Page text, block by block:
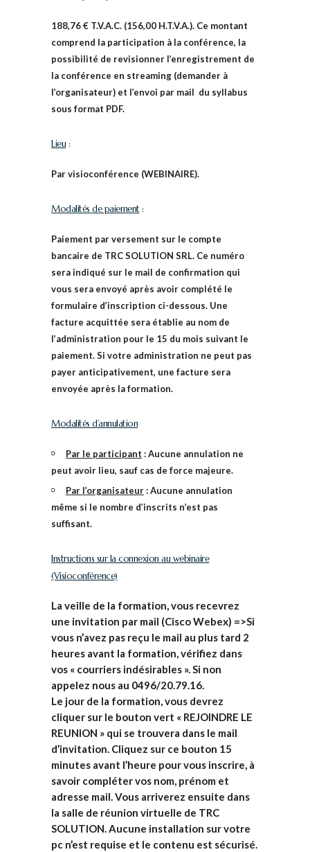
188,76 € T.V.A.C. (156,00 H.T.V.A.). Ce montant
comprend la participation à la conférence, la
possibilité de revisionner l’enregistrement de
la conférence en streaming (demander à
l’organisateur) et l’envoi par mail du syllabus
sous format PDF.
Lieu:
Par visioconférence (WEBINAIRE).
Modalités de paiement :
Paiement par versement sur le compte
bancaire de TRC SOLUTION SRL. Ce numéro
sera indiqué sur le mail de confirmation qui
vous sera envoyé après avoir complété le
formulaire d’inscription ci-dessous. Une
facture acquittée sera établie au nom de
l’administration pour le 15 du mois suivant le
paiement. Si votre administration ne peut pas
payer anticipativement, une facture sera
envoyée après la formation.
Modalités d’annulation
Par le participant : Aucune annulation ne
peut avoir lieu, sauf cas de force majeure.
Par l’organisateur: Aucune annulation
même si le nombre d’inscrits n’est pas
suffisant.
Instructions sur la connexion au webinaire
(Visioconférence)
La veille de la formation, vous recevrez
une invitation par mail (Cisco Webex) =>Si
vous n’avez pas reçu le mail au plus tard 2
heures avant la formation, vérifiez dans
vos « courriers indésirables ». Si non
appelez nous au 0496/20.79.16.
Le jour de la formation, vous devrez
cliquer sur le bouton vert « REJOINDRE LE
REUNION » qui se trouvera dans le mail
d’invitation. Cliquez sur ce bouton 15
minutes avant l’heure pour vous inscrire, à
savoir compléter vos nom, prénom et
adresse mail. Vous arriverez ensuite dans
la salle de réunion virtuelle de TRC
SOLUTION. Aucune installation sur votre
pc n’est requise et le contenu est sécurisé.